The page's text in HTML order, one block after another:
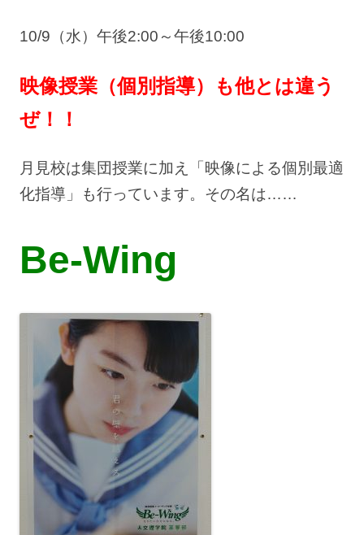
10/9（水）午後2:00～午後10:00
映像授業（個別指導）も他とは違う
ぜ！！
月見校は集団授業に加え「映像による個別最適
化指導」も行っています。その名は……
Be-Wing